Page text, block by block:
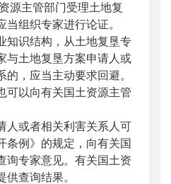
主管部门受理土地复
组织专家进行论证。
识结构，从土地复垦专
与土地复垦方案申请人或
，应当主动要求回避。
可以向有关国土资源主管
或者相关利害关系人可
条例》的规定，向有关国
询专家意见。有关国土资
查询结果。